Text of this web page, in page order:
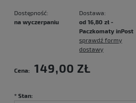
Dostępność:
na wyczerpaniu
Dostawa:
od 16,80 zł -
Paczkomaty inPost
Cena nie zawiera ewentualnych
sprawdź formy
dostawy
Cena: 149,00 ZŁ
* Stan: